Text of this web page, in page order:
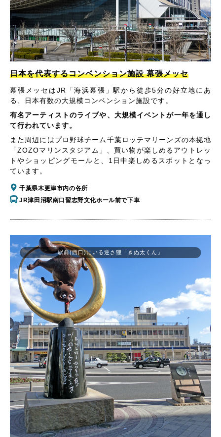
日本を代表するコンベンション施設 幕張メッセ
幕張メッセはJR「海浜幕張」駅から徒歩5分の好立地にあ
る、日本有数の大規模コンベンション施設です。
有名アーティストのライブや、大規模イベントが一年を通し
て行われています。
また周辺にはプロ野球チーム千葉ロッテマリーンズの本拠地
「ZOZOマリンスタジアム」、買い物が楽しめるアウトレッ
トやショッピングモールと、1日中楽しめるスポットとなっ
ています。
千葉県木更津市内の各所
JR津田沼駅南口習志野文化ホール前で下車
駅前(西口)にいる逆さ狸「きぬ太くん」